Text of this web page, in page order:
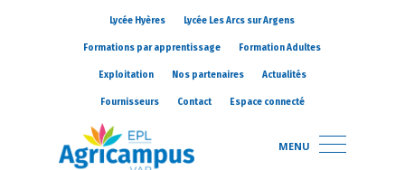
Lycée Hyères Lycée Les Arcs sur Argens
Formations par apprentissage Formation Adultes
Exploitation Nos partenaires Actualités
Fournisseurs Contact Espace connecté
MENU